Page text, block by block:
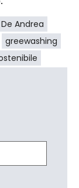
Andrea
greewashing